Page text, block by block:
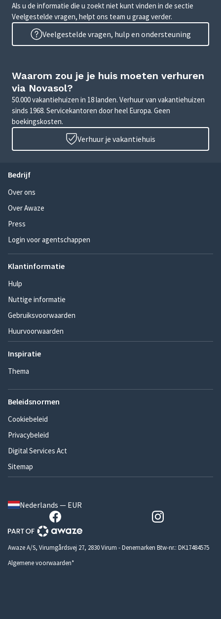
Als u de informatie die u zoekt niet kunt vinden in de sectie
Veelgestelde vragen, helpt ons team u graag verder.
Veelgestelde vragen, hulp en ondersteuning
Waarom zou je je huis moeten verhuren
via Novasol?
50.000 vakantiehuizen in 18 landen. Verhuur van vakantiehuizen
sinds 1968. Servicekantoren door heel Europa. Geen
boekingskosten.
Verhuur je vakantiehuis
Bedrijf
Over ons
Over Awaze
Press
Login voor agentschappen
Klantinformatie
Hulp
Nuttige informatie
Gebruiksvoorwaarden
Huurvoorwaarden
Inspiratie
Thema
Beleidsnormen
Cookiebeleid
Privacybeleid
Digital Services Act
Sitemap
Nederlands — EUR
Awaze A/S, Virumgårdsvej 27, 2830 Virum - Denemarken Btw-nr.: DK17484575
Algemene voorwaarden*